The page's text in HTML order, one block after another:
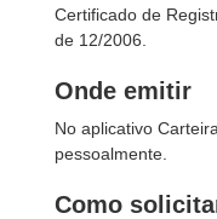
Certificado de
de 12/2006.
Onde emitir
No aplicativo
pessoalmente.
Como